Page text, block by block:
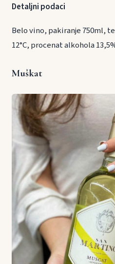
Detaljni podaci
Belo vino, pakiranje 750ml,
12°C, procenat alkohola
Muškat